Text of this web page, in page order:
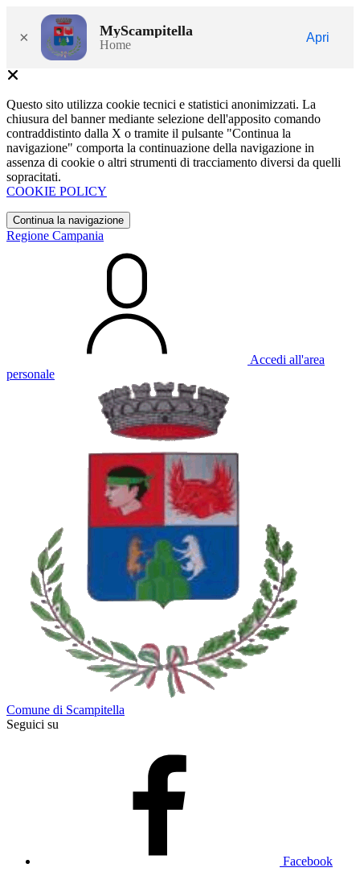
× MyScampitella
Home
Apri
Questo sito utilizza cookie tecnici e statistici anonimizzati. La
chiusura del banner mediante selezione dell'apposito comando
contraddistinto dalla X o tramite il pulsante "Continua la
navigazione" comporta la continuazione della navigazione in
assenza di cookie o altri strumenti di tracciamento diversi da quelli
sopracitati.
COOKIE POLICY
Continua la navigazione
Regione Campania
Accedi all'area
personale
Comune di Scampitella
Seguici su
Facebook